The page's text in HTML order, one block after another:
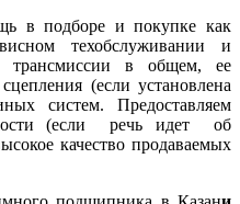
в подборе и покупке как
техобслуживании и
трансмиссии в общем, ее
(если установлена
систем. Предоставляем
(если речь идет об
качество продаваемых